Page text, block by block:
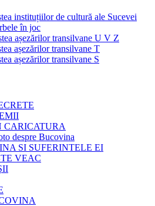
instituțiilor de cultură ale Sucevei
în joc
așezărilor transilvane U V Z
așezărilor transilvane T
așezărilor transilvane S
CARICATURA
despre Bucovina
SI SUFERINTELE EI
VEAC